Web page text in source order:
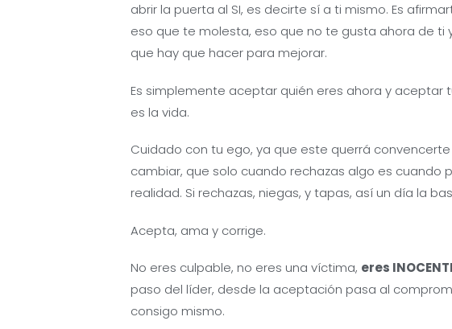
abrir la puerta al SI, es decirte sí a ti mismo. Es
eso que te molesta, eso que no te gusta ahora de ti
que hay que hacer para mejorar.
Es simplemente aceptar quién eres ahora y
es la vida.
Cuidado con tu ego, ya que este querrá
cambiar, que solo cuando rechazas algo es cuando
realidad. Si rechazas, niegas, y tapas, así un día la
Acepta, ama y corrige.
No eres culpable, no eres una víctima, eres
paso del líder, desde la aceptación pasa al
consigo mismo.